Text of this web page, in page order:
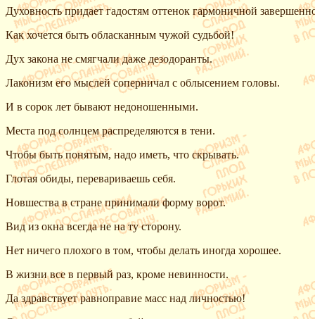
Духовность придает гадостям оттенок гармоничной
Как хочется быть обласканным чужой судьбой!
Дух закона не смягчали даже дезодоранты.
Лаконизм его мыслей соперничал с облысением головы.
И в сорок лет бывают недоношенными.
Места под солнцем распределяются в тени.
Чтобы быть понятым, надо иметь, что скрывать.
Глотая обиды, перевариваешь себя.
Новшества в стране принимали форму ворот.
Вид из окна всегда не на ту сторону.
Нет ничего плохого в том, чтобы делать иногда хорошее.
В жизни все в первый раз, кроме невинности.
Да здравствует равноправие масс над личностью!